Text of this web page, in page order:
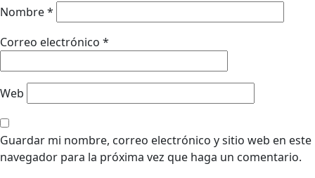
Nombre*
Correo electrónico *
Web
Guardar mi nombre, correo electrónico y sitio web en este
navegador para la próxima vez que haga un comentario.